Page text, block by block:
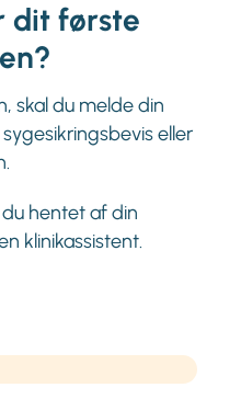
dit første
skal du melde din
eller
hentet af din
klinikassistent.